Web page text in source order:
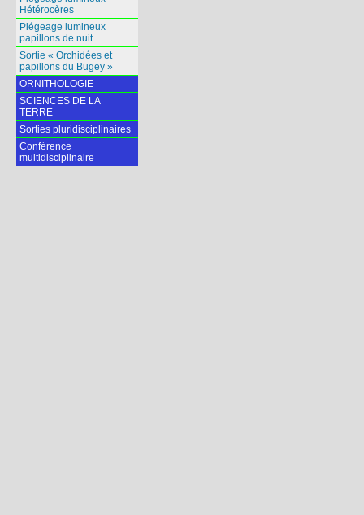
Hétérocères
Piégeage lumineux
papillons de nuit
Sortie « Orchidées et
papillons du Bugey »
ORNITHOLOGIE
SCIENCES DE LA
TERRE
Sorties pluridisciplinaires
Conférence
multidisciplinaire